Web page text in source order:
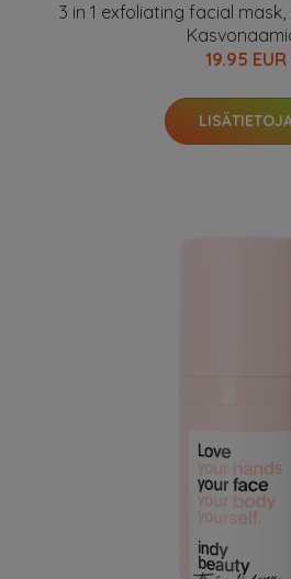
3 in 1 exfoliating facial
19.95 EUR